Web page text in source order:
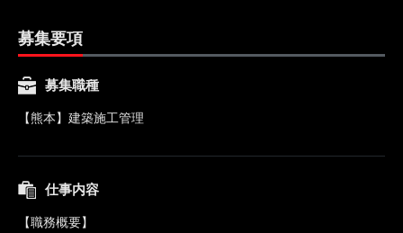
募集要項
募集職種
【熊本】建築施工管理
仕事内容
【職務概要】